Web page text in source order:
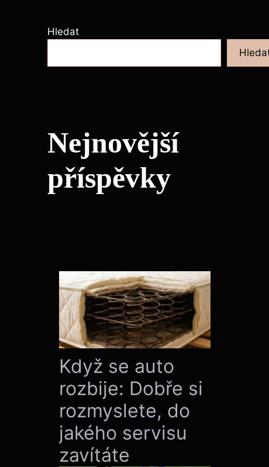
Hledat
Nejnovější
příspěvky
Když se auto
rozbije: Dobře si
rozmyslete, do
jakého servisu
zavítáte